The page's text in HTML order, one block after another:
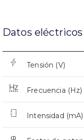
Datos eléctricos
Tensión (V)
Frecuencia (Hz)
Intensidad (mA)